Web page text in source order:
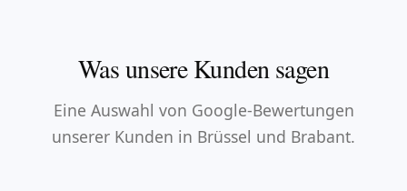
Was unsere Kunden sagen
Eine Auswahl von Google-Bewertungen
unserer Kunden in Brüssel und Brabant.